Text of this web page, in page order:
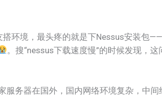
环境，最头疼的就是下Nessus安装包
。搜“nessus下载速度慢”的时候发现，
服务器在国外，国内网络环境复杂，中